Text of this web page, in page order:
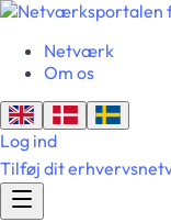
Netværk
Om os
Log ind
Tilføj dit